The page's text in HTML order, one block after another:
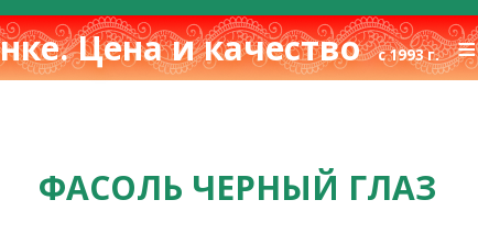
Цена и качествос 1993 г.≡
ФАСОЛЬ ЧЕРНЫЙ ГЛАЗ